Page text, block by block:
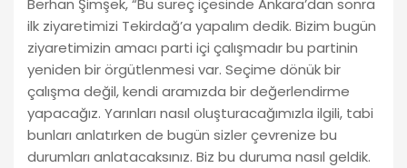
Berhan Şimşek, “Bu süreç içesinde Ankara’dan sonra
ilk ziyaretimizi Tekirdağ’a yapalım dedik. Bizim bugün
ziyaretimizin amacı parti içi çalışmadır bu partinin
yeniden bir örgütlenmesi var. Seçime dönük bir
çalışma değil, kendi aramızda bir değerlendirme
yapacağız. Yarınları nasıl oluşturacağımızla ilgili, tabi
bunları anlatırken de bugün sizler çevrenize bu
durumları anlatacaksınız. Biz bu duruma nasıl geldik.